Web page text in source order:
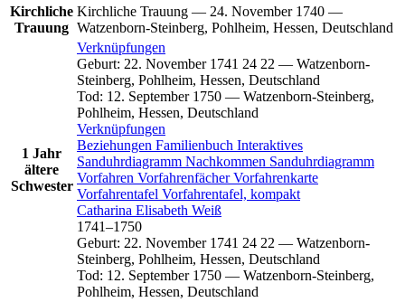
Kirchliche
Trauung
Kirchliche Trauung — 24. November 1740 —
Watzenborn-Steinberg, Pohlheim, Hessen, Deutschland
1 Jahr
ältere
Schwester
Verknüpfungen
Geburt: 22. November 1741 24 22 — Watzenborn-
Steinberg, Pohlheim, Hessen, Deutschland
Tod: 12. September 1750 — Watzenborn-Steinberg,
Pohlheim, Hessen, Deutschland
Verknüpfungen
Beziehungen Familienbuch Interaktives
Sanduhrdiagramm Nachkommen Sanduhrdiagramm
Vorfahren VorfahrenfächerVorfahrenkarte
Vorfahrentafel Vorfahrentafel, kompakt
Catharina Elisabeth Weiß
1741–1750
Geburt: 22. November 1741 24 22 — Watzenborn-
Steinberg, Pohlheim, Hessen, Deutschland
Tod: 12. September 1750 — Watzenborn-Steinberg,
Pohlheim, Hessen, Deutschland